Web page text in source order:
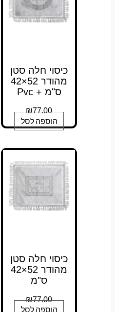
כיסוי חלה סטן
מהודר 52×42
ס"מ + Pvc
₪77.00
הוספה לסל
כיסוי חלה סטן
מהודר 52×42
ס"מ
₪77.00
הוספה לסל